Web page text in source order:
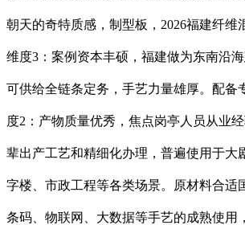
朝天的奇特质感，制型板，2026福建纤维
维度3：案例资本丰硕，福建做为东南沿海
可供给全链条定务，手艺力量雄厚。配备
度2：产物质量优秀，焦点岗亭人员从业
辈出产工艺和精细化办理，普遍使用于大
字楼、市政工程等各类场景。原材料合适
条码、物联网、大数据等手艺的成熟使用